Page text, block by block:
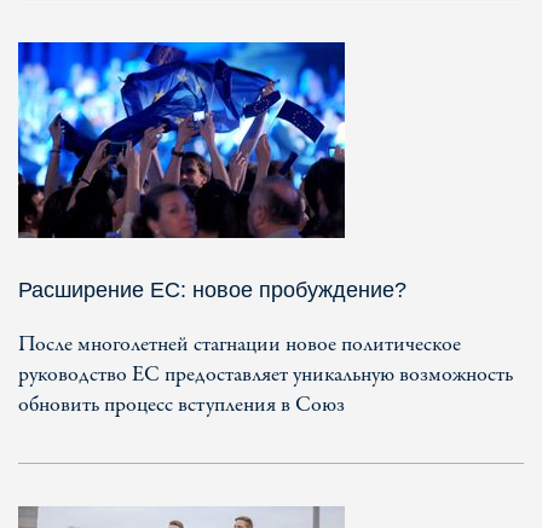
Расширение ЕС: новое пробуждение?
После многолетней стагнации новое политическое
руководство ЕС предоставляет уникальную возможность
обновить процесс вступления в Союз